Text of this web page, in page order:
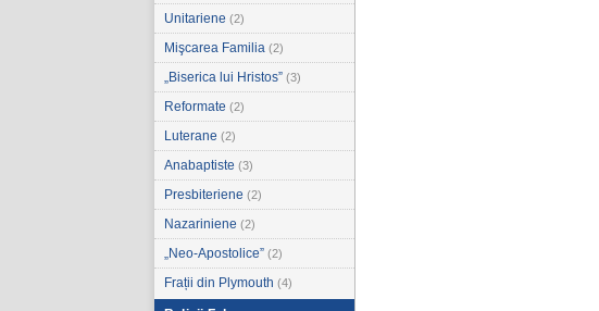
Unitariene (2)
Mişcarea Familia (2)
„Biserica lui Hristos” (3)
Reformate (2)
Luterane (2)
Anabaptiste (3)
Presbiteriene (2)
Nazariniene (2)
„Neo-Apostolice” (2)
Frații din Plymouth (4)